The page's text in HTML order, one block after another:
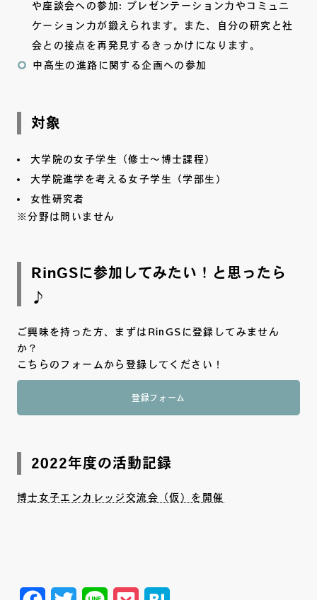
や座談会への参加: プレゼンテーション力やコミュニ
ケーション力が鍛えられます。また、自分の研究と社
会との接点を再発見するきっかけになります。
中高生の進路に関する企画への参加
対象
大学院の女子学生（修士～博士課程）
大学院進学を考える女子学生（学部生）
女性研究者
※分野は問いません
RinGSに参加してみたい！と思ったら
♪
ご興味を持った方、まずはRinGSに登録してみません
か？
こちらのフォームから登録してください！
登録フォーム
2022年度の活動記録
博士女子エンカレッジ交流会（仮）を開催